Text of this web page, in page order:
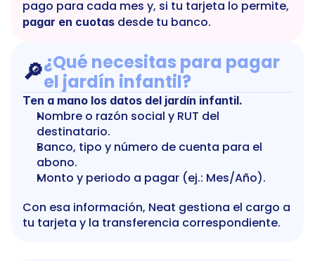
pagar en cuotas desde tu banco.
🔎¿Qué necesitas para pagar
el jardín infantil?
Ten a mano los datos del jardín infantil.
Nombre o razón social y RUT del
destinatario.
Banco, tipo y número de cuenta para el
abono.
Monto y periodo a pagar (ej.: Mes/Año).
Con esa información, Neat gestiona el cargo a
tu tarjeta y la transferencia correspondiente.